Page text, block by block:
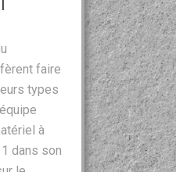
faire
types
à
dans son